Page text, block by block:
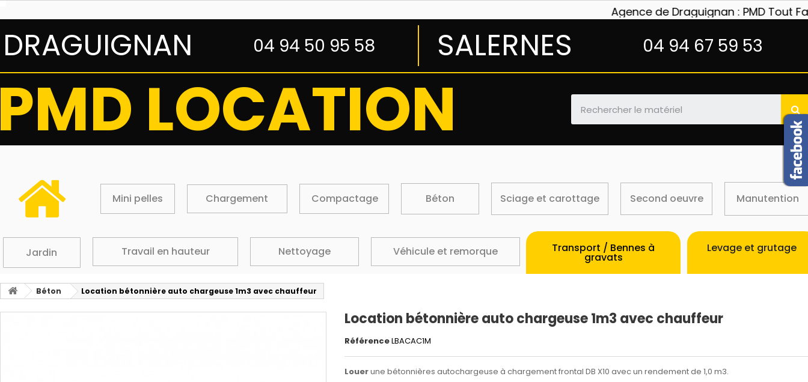
Agence de Draguignan : PMD Tout
DRAGUIGNAN 04 94 50 95 58 SALERNES 04 94 67 59 53
LOCATION
Mini pelles Chargement Compactage Béton Sciage et carottage Second oeuvre Manutention
Jardin Travail en hauteur Nettoyage Véhicule et remorque Transport / Bennes à
gravats
Levage et grutage
Béton Location bétonnière auto chargeuse 1m3 avec chauffeur
Location bétonnière auto chargeuse 1m3 avec chauffeur
RéférenceLBACAC1M
Louerune bétonnières autochargeuse à chargement frontal DB X10 avec un rendement de 1,0 m3.